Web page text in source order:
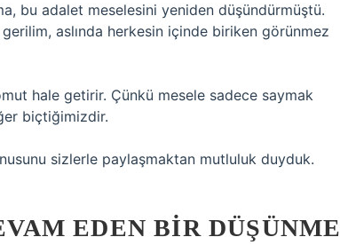
bu adalet meselesini yeniden düşündürmüştü.
aslında herkesin içinde biriken görünmez
hale getirir. Çünkü mesele sadece saymak
biçtiğimizdir.
sizlerle paylaşmaktan mutluluk duyduk.
EDEN BIR DÜŞÜNME